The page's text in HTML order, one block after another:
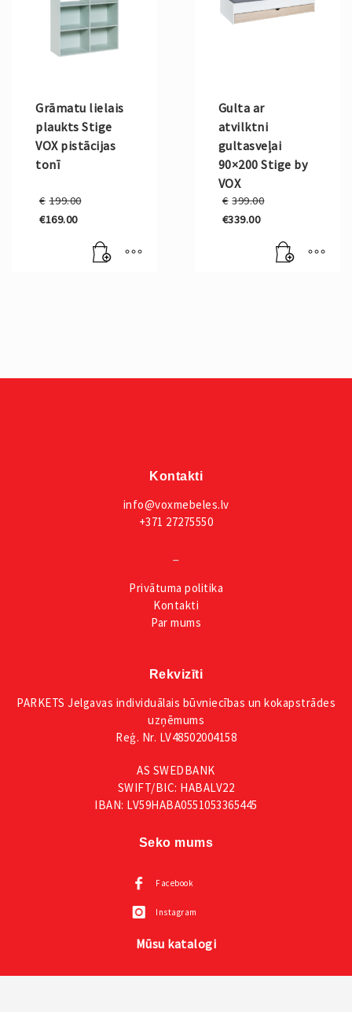
Grāmatu lielais
plaukts Stige
VOX pistācijas
tonī
€ 199.00
€199.00.
€169.00
Gulta ar
atvilktni
gultasveļai
90×200 Stige by
VOX
€ 399.00
€399.00.
€339.00
Kontakti
info@voxmebeles.lv
+371 27275550
Privātuma politika
Kontakti
Par mums
Rekvizīti
PARKETS Jelgavas individuālais būvniecības un kokapstrādes
uzņēmums
Reģ. Nr. LV48502004158
AS SWEDBANK
SWIFT/BIC: HABALV22
IBAN: LV59HABA0551053365445
Seko mums
Facebook
Instagram
Mūsu katalogi